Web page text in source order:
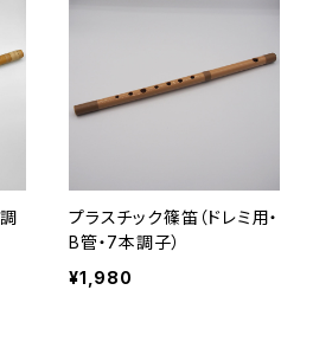
プラスチック篠笛（ドレミ用・
B管・7本調子）
¥1,980